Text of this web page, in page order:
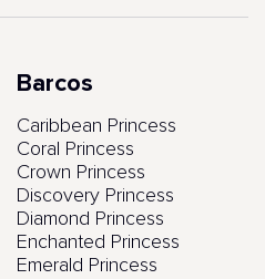
Barcos
Caribbean Princess
Coral Princess
Crown Princess
Discovery Princess
Diamond Princess
Enchanted Princess
Emerald Princess